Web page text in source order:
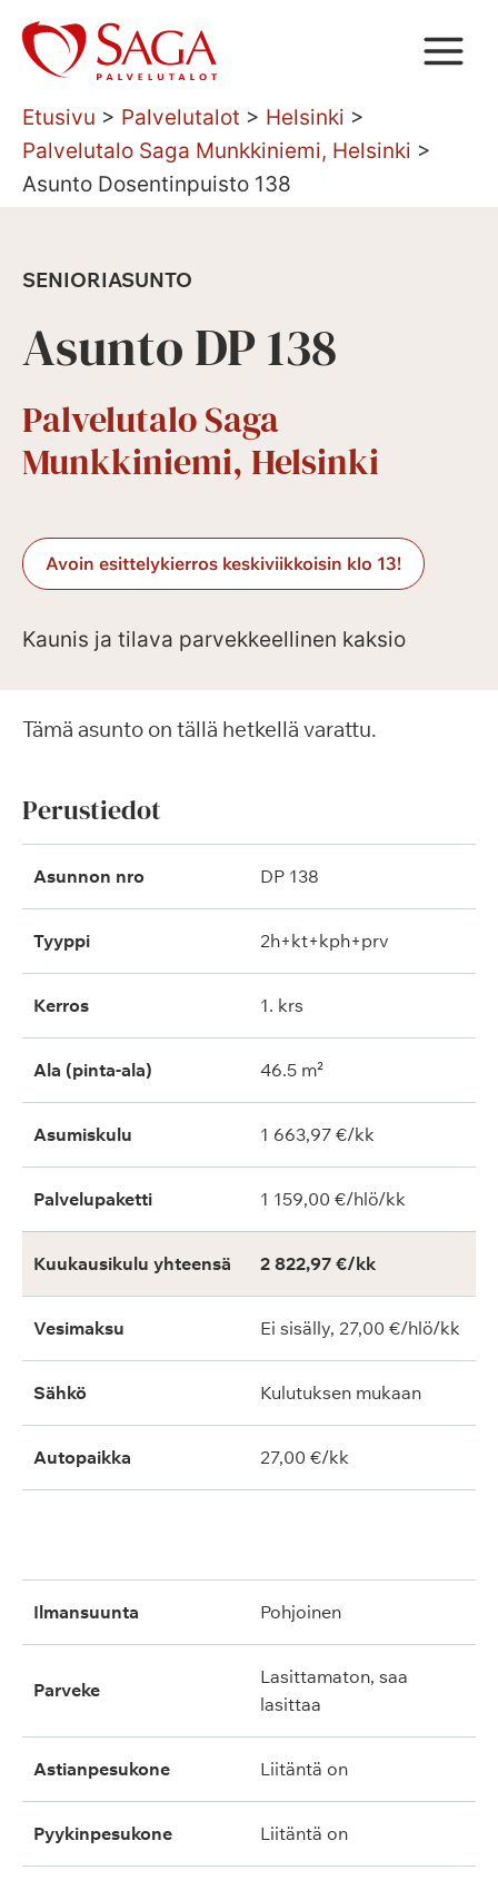
Siirry
sisältöön
Etusivu > Palvelutalot > Helsinki >
Palvelutalo Saga Munkkiniemi, Helsinki >
Asunto Dosentinpuisto 138
SENIORIASUNTO
Asunto DP 138
Palvelutalo Saga
Munkkiniemi, Helsinki
Avoin esittelykierros keskiviikkoisin klo 13!
Kaunis ja tilava parvekkeellinen kaksio
Tämä asunto on tällä hetkellä varattu.
Perustiedot
Asunnon nro DP 138
Tyyppi 2h+kt+kph+prv
Kerros 1. krs
Ala (pinta-ala) 46.5 m²
Asumiskulu 1 663,97 €/kk
Palvelupaketti 1 159,00 €/hlö/kk
Kuukausikulu yhteensä 2 822,97 €/kk
Vesimaksu Ei sisälly, 27,00 €/hlö/kk
Sähkö Kulutuksen mukaan
Autopaikka 27,00 €/kk
ilmansuunta pohjoinen
parveke
lasittamaton, saa
lasittaa
astianpesukone liitäntä on
pyykinpesukone liitäntä on